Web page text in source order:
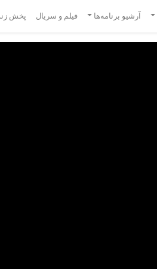
آرشیو برنامه‌ها فیلم و سریال پخش